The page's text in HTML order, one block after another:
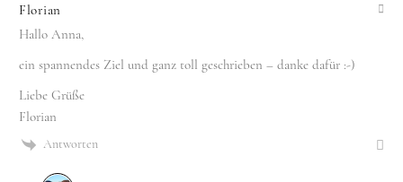
Florian
Hallo Anna,
ein spannendes Ziel und ganz toll geschrieben – danke dafür :-)
Liebe Grüße
Florian
Antworten